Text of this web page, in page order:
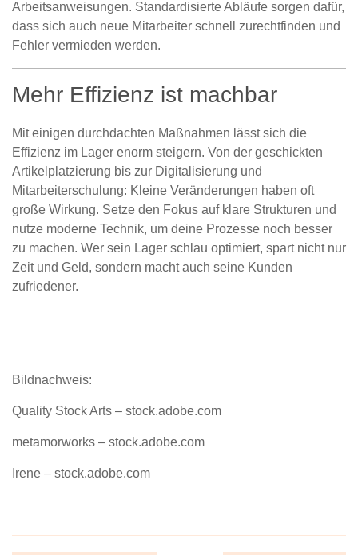
Arbeitsanweisungen. Standardisierte Abläufe sorgen dafür,
dass sich auch neue Mitarbeiter schnell zurechtfinden und
Fehler vermieden werden.
Mehr Effizienz ist machbar
Mit einigen durchdachten Maßnahmen lässt sich die
Effizienz im Lager enorm steigern. Von der geschickten
Artikelplatzierung bis zur Digitalisierung und
Mitarbeiterschulung: Kleine Veränderungen haben oft
große Wirkung. Setze den Fokus auf klare Strukturen und
nutze moderne Technik, um deine Prozesse noch besser
zu machen. Wer sein Lager schlau optimiert, spart nicht nur
Zeit und Geld, sondern macht auch seine Kunden
zufriedener.
Bildnachweis:
Quality Stock Arts – stock.adobe.com
metamorworks – stock.adobe.com
Irene – stock.adobe.com